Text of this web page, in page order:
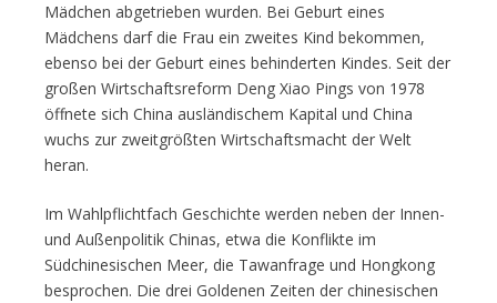
Mädchen abgetrieben wurden. Bei Geburt eines
Mädchens darf die Frau ein zweites Kind bekommen,
ebenso bei der Geburt eines behinderten Kindes. Seit der
großen Wirtschaftsreform Deng Xiao Pings von 1978
öffnete sich China ausländischem Kapital und China
wuchs zur zweitgrößten Wirtschaftsmacht der Welt
heran.
Im Wahlpflichtfach Geschichte werden neben der Innen-
und Außenpolitik Chinas, etwa die Konflikte im
Südchinesischen Meer, die Tawanfrage und Hongkong
besprochen. Die drei Goldenen Zeiten der chinesischen